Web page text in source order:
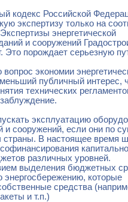
кодекс Российской
экспертизу только на
энергетической
и сооружений
Это порождает серьезную
экономии
публичный интерес,
технических
эксплуатацию
и сооружений, если они по
страны. В настоящее время
различных уровней.
выделения бюджетных
которые
средства
и т.п.)